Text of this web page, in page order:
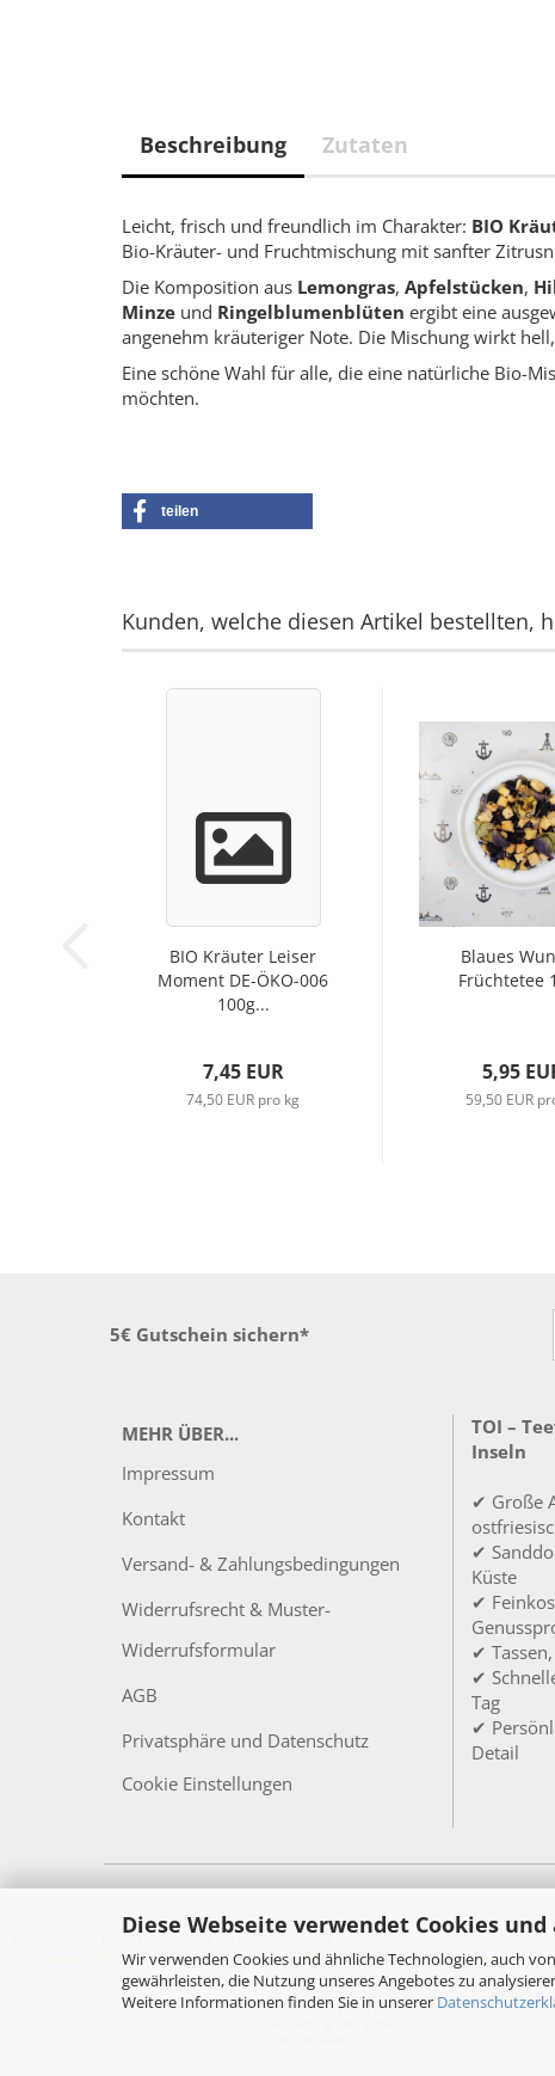
Diese Webseite verwendet Cookies
Wir verwenden Cookies und ähnliche Technologien, auch
gewährleisten, die Nutzung unseres Angebotes zu
Weitere Informationen finden Sie in unserer
Beschreibung Zutaten
Leicht, frisch und freundlich im Charakter: BIO
Bio-Kräuter- und Fruchtmischung mit sanfter
Die Komposition aus Lemongras, Apfelstücken,
Minze und Ringelblumenblüten ergibt eine
angenehm kräuteriger Note. Die Mischung wirkt
Eine schöne Wahl für alle, die eine natürliche Bio-
möchten.
teilen
Kunden, welche diesen Artikel bestellten,
BIO Kräuter Leiser
Moment DE-ÖKO-006
100g...
7,45 EUR
74,50 EUR pro kg
Blaues
Früchtetee
5,95
59,50 EUR
5€ Gutschein sichern*
MEHR ÜBER...
Impressum
Kontakt
Versand- & Zahlungsbedingungen
Widerrufsrecht & Muster-
Widerrufsformular
AGB
Privatsphäre und Datenschutz
Cookie Einstellungen
TOI –
Inseln
✔ Große
✔
Küste
✔
✔
✔
Tag
✔
Detail
05.08.26▼ 27.07.26▼
Schneller, unkomplizierter
Bestellablauf, schneller
Versandt, wirklich toll
Alles super!
Lieferung!